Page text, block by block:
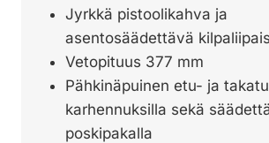
Jyrkkä pistoolikahva ja
asentosäädettävä
Vetopituus 377 mm
Pähkinäpuinen etu- ja
karhennuksilla sekä
poskipakalla